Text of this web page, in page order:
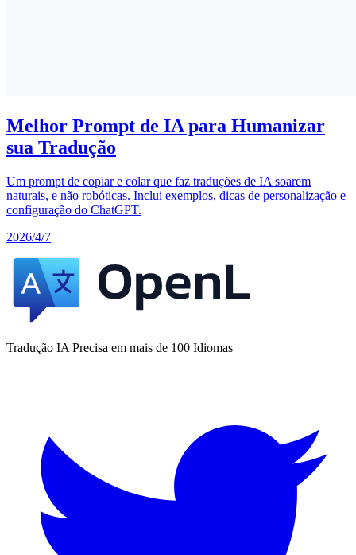
Melhor Prompt de IA para Humanizar
sua Tradução
Um prompt de copiar e colar que faz traduções de IA soarem
naturais, e não robóticas. Inclui exemplos, dicas de personalização e
configuração do ChatGPT.
2026/4/7
Tradução IA Precisa em mais de 100 Idiomas